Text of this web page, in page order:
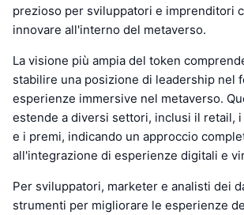
prezioso per sviluppatori e imprenditori
innovare all'interno del metaverso.
La visione più ampia del token
stabilire una posizione di leadership nel
esperienze immersive nel metaverso.
estende a diversi settori, inclusi il retail, i
e i premi, indicando un approccio
all'integrazione di esperienze digitali e
Per sviluppatori, marketer e analisti dei
strumenti per migliorare le esperienze